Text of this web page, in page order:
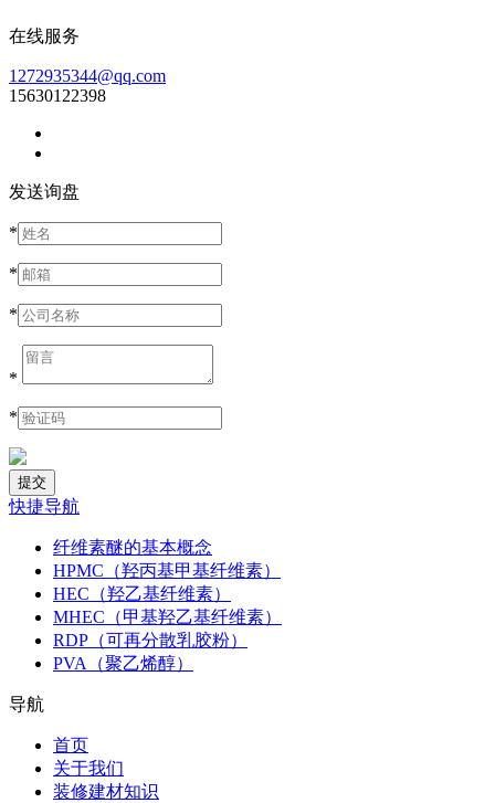
在线服务
1272935344@qq.com
15630122398
发送询盘
*
*
*
*
*
快捷导航
纤维素醚的基本概念
HPMC（羟丙基甲基纤维素）
HEC（羟乙基纤维素）
MHEC（甲基羟乙基纤维素）
RDP（可再分散乳胶粉）
PVA（聚乙烯醇）
导航
首页
关于我们
装修建材知识